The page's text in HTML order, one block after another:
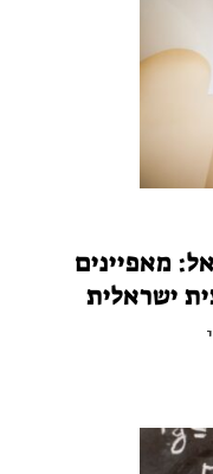
מאפיינים
ישראלית